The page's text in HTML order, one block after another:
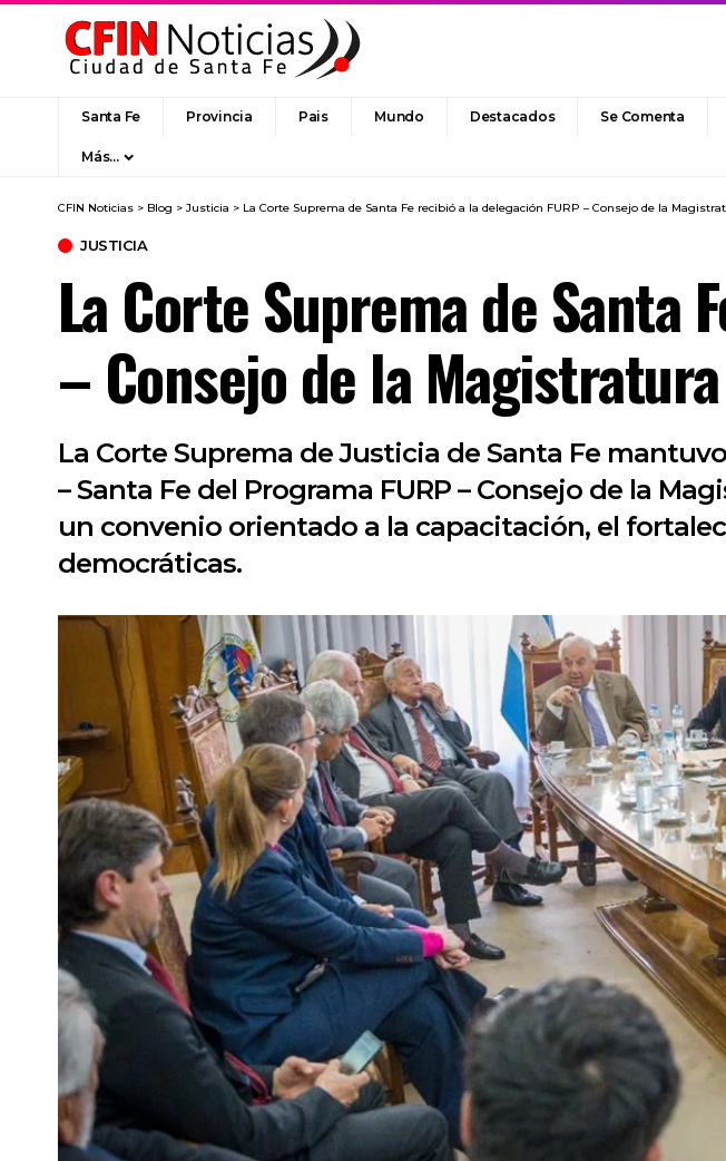
Santa Fe Provincia Pais Mundo Destacados Se Comenta
Más…
CFIN Noticias > Blog > Justicia > La Corte Suprema de Santa Fe recibió a la delegación FURP – Consejo de la
JUSTICIA
La Corte Suprema de Santa
– Consejo de la
La Corte Suprema de Justicia de Santa Fe
– Santa Fe del Programa FURP – Consejo de la
un convenio orientado a la capacitación, el
democráticas.